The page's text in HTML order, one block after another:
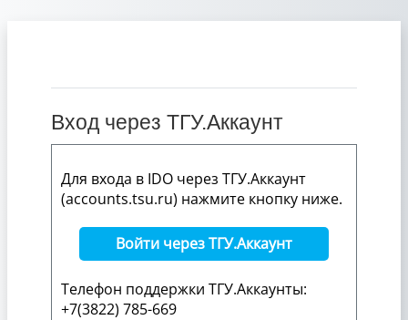
Вход через ТГУ.Аккаунт
Для входа в IDO через ТГУ.Аккаунт
(accounts.tsu.ru) нажмите кнопку ниже.
Войти через ТГУ.Аккаунт
Телефон поддержки ТГУ.Аккаунты:
+7(3822) 785-669